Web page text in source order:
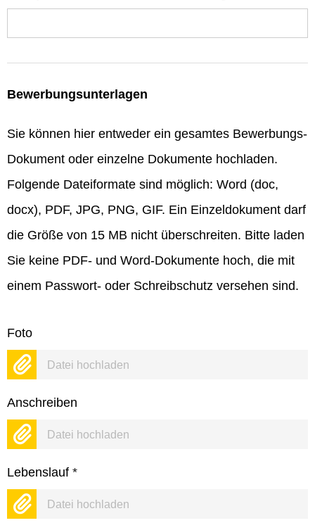
Bewerbungsunterlagen
Sie können hier entweder ein gesamtes Bewerbungs-
Dokument oder einzelne Dokumente hochladen.
Folgende Dateiformate sind möglich: Word (doc,
docx), PDF, JPG, PNG, GIF. Ein Einzeldokument darf
die Größe von 15 MB nicht überschreiten. Bitte laden
Sie keine PDF- und Word-Dokumente hoch, die mit
einem Passwort- oder Schreibschutz versehen sind.
Foto
Datei hochladen
Anschreiben
Datei hochladen
Lebenslauf *
Datei hochladen